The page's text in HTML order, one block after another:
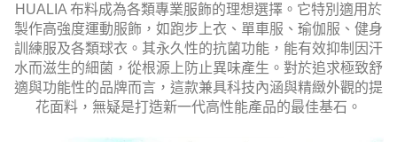
HUALIA 布料成為各類專業服飾的理想選擇。它特別適用於
製作高強度運動服飾，如跑步上衣、單車服、瑜伽服、健身
訓練服及各類球衣。其永久性的抗菌功能，能有效抑制因汗
水而滋生的細菌，從根源上防止異味產生。對於追求極致舒
適與功能性的品牌而言，這款兼具科技內涵與精緻外觀的提
花面料，無疑是打造新一代高性能產品的最佳基石。